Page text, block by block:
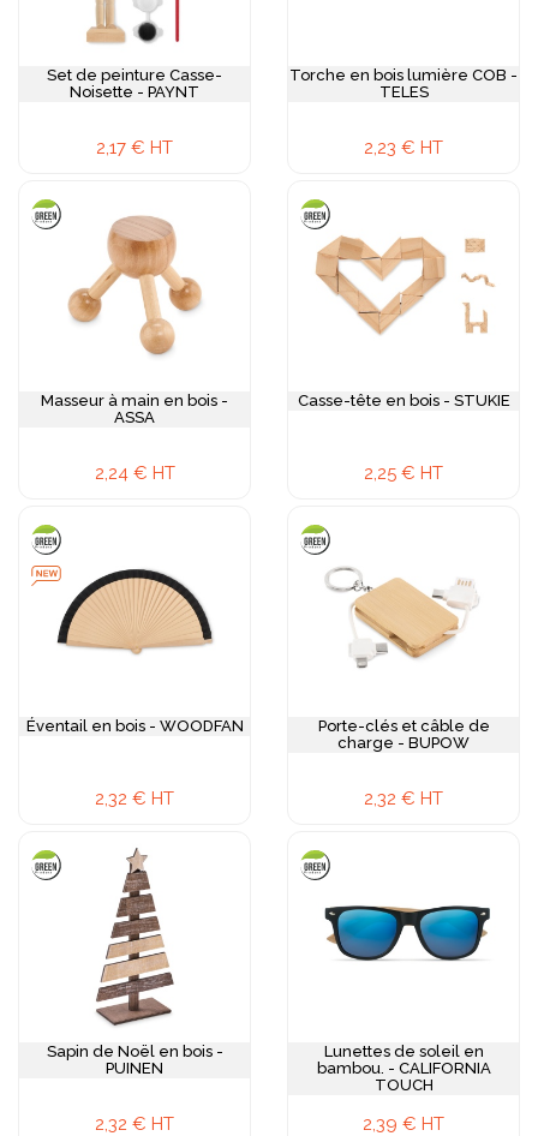
Set de peinture Casse-
Noisette - PAYNT
2,17 € HT
Torche en bois lumière COB -
TELES
2,23 € HT
Masseur à main en bois -
ASSA
2,24 € HT
Casse-tête en bois - STUKIE
2,25 € HT
Éventail en bois - WOODFAN
2,32 € HT
Porte-clés et câble de
charge - BUPOW
2,32 € HT
Sapin de Noël en bois -
PUINEN
2,32 € HT
Lunettes de soleil en
bambou. - CALIFORNIA
TOUCH
2,39 € HT